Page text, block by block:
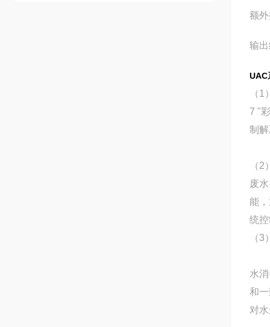
额
输
UAC
（
7 "
制
（2
废
能
统
（
水
和
对